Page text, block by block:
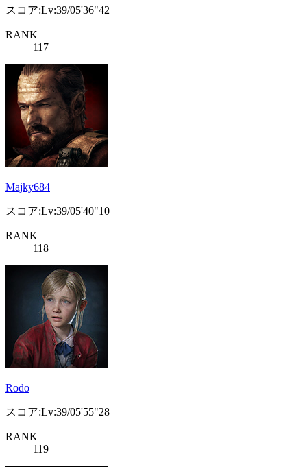
スコア:Lv:39/05'36"42
RANK
117
Majky684
スコア:Lv:39/05'40"10
RANK
118
Rodo
スコア:Lv:39/05'55"28
RANK
119